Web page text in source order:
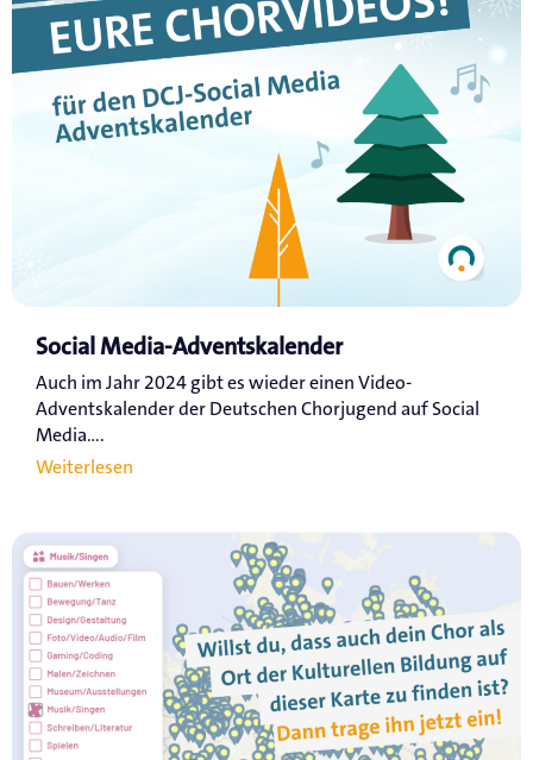
Social Media-Adventskalender
Auch im Jahr 2024 gibt es wieder einen Video-
Adventskalender der Deutschen Chorjugend auf Social
Media....
Weiterlesen